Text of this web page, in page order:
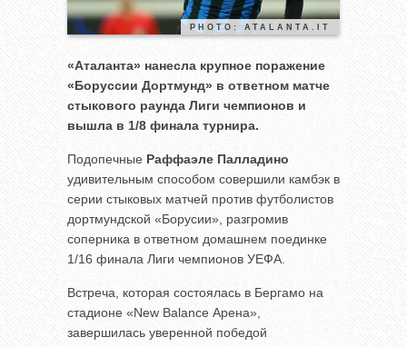
PHOTO: ATALANTA.IT
«Аталанта» нанесла крупное поражение
«Боруссии Дортмунд» в ответном матче
стыкового раунда Лиги чемпионов и
вышла в 1/8 финала турнира.
Подопечные Раффаэле Палладино
удивительным способом совершили камбэк в
серии стыковых матчей против футболистов
дортмундской «Борусии», разгромив
соперника в ответном домашнем поединке
1/16 финала Лиги чемпионов УЕФА.
Встреча, которая состоялась в Бергамо на
стадионе «New Balance Арена»,
завершилась уверенной победой